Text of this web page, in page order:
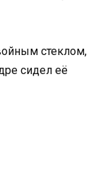
стеклом,
сидел её